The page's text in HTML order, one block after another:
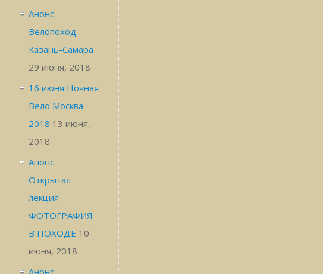
Анонс.
Велопоход
Казань-Самара
29 июня, 2018
16 июня Ночная
Вело Москва
2018 13 июня,
2018
Анонс.
Открытая
лекция
ФОТОГРАФИЯ
В ПОХОДЕ 10
июня, 2018
Анонс.